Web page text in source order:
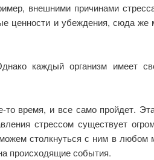
внешними причинами
ценности и убеждения, сюда же
каждый организм имеет
время, и все само пройдет.
стрессом существует
столкнуться с ним в любом
происходящие события.